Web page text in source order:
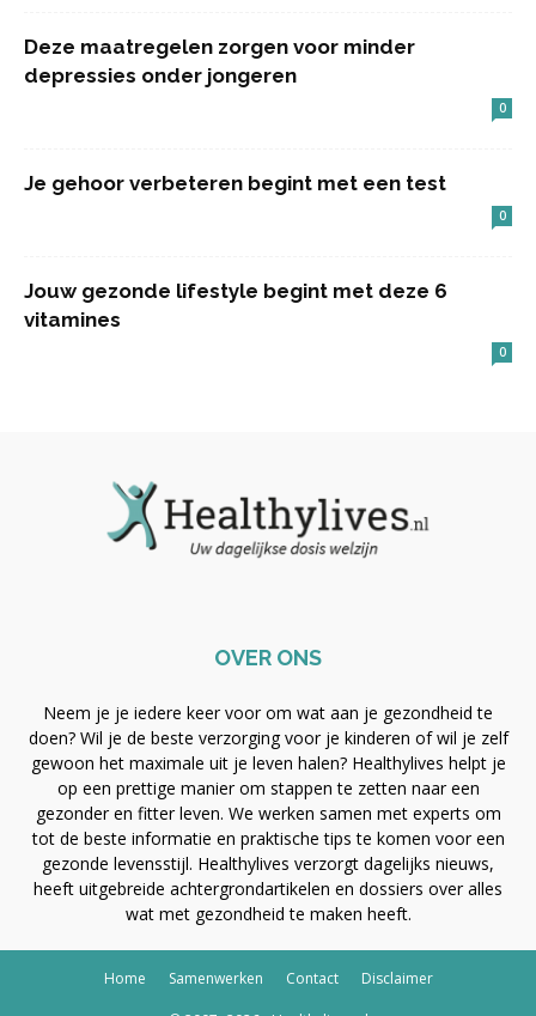
Deze maatregelen zorgen voor minder
depressies onder jongeren
0
Je gehoor verbeteren begint met een test
0
Jouw gezonde lifestyle begint met deze 6
vitamines
0
OVER ONS
Neem je je iedere keer voor om wat aan je gezondheid te
doen? Wil je de beste verzorging voor je kinderen of wil je zelf
gewoon het maximale uit je leven halen? Healthylives helpt je
op een prettige manier om stappen te zetten naar een
gezonder en fitter leven. We werken samen met experts om
tot de beste informatie en praktische tips te komen voor een
gezonde levensstijl. Healthylives verzorgt dagelijks nieuws,
heeft uitgebreide achtergrondartikelen en dossiers over alles
wat met gezondheid te maken heeft.
Home Samenwerken Contact Disclaimer